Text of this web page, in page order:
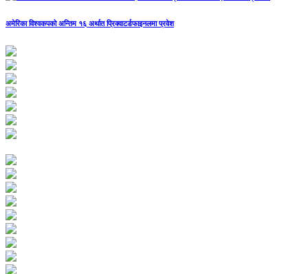
अमेरिका विश्वकपको अन्तिम १६ अर्थात प्रिक्वाटर्डफाइनलमा प्रवेश